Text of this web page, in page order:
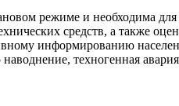
режиме и необходима
средств, а также
информированию
техногенная